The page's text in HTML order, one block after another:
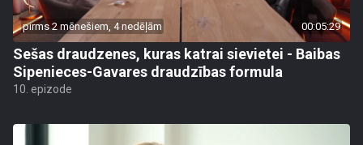
pirms 2 mēnešiem, 4 nedēļām 00:05:29
Sešas draudzenes, kuras katrai sievietei - Baibas
Sipenieces-Gavares draudzības formula
10. epizode